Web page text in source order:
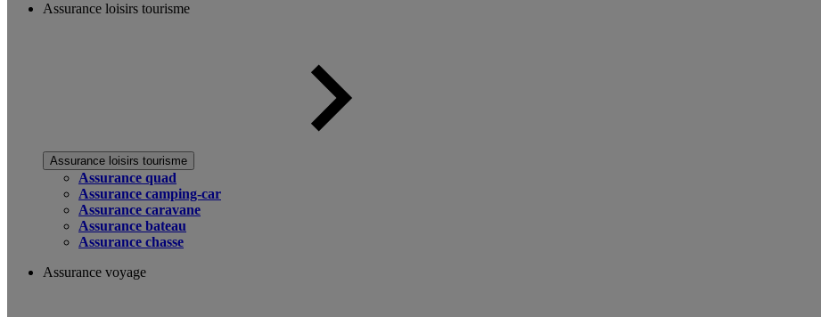
Assurance loisirs tourisme
Assurance loisirs tourisme
Assurance quad
Assurance camping-car
Assurance caravane
Assurance bateau
Assurance chasse
Assurance voyage